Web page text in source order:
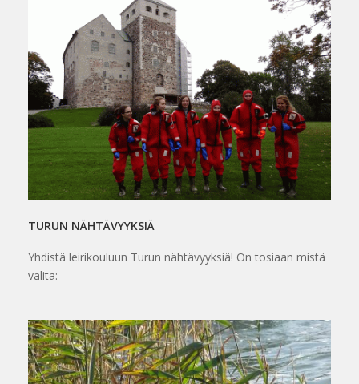
TURUN NÄHTÄVYYKSIÄ
Yhdistä leirikouluun Turun nähtävyyksiä! On tosiaan mistä
valita: